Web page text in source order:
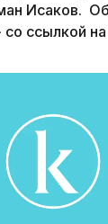
Исаков.
ссылкой